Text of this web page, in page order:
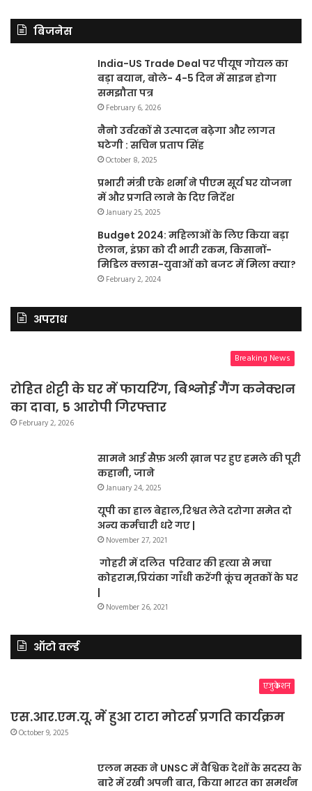
बिजनेस
India-US Trade Deal पर पीयूष गोयल का
बड़ा बयान, बोले- 4-5 दिन में साइन होगा
समझौता पत्र
February 6, 2026
नैनो उर्वरकों से उत्पादन बढ़ेगा और लागत
घटेगी : सचिन प्रताप सिंह
October 8, 2025
प्रभारी मंत्री एके शर्मा ने पीएम सूर्य घर योजना
में और प्रगति लाने के दिए निर्देश
January 25, 2025
Budget 2024: महिलाओं के लिए किया बड़ा
ऐलान, इंफ्रा को दी भारी रकम, किसानों-
मिडिल क्लास-युवाओं को बजट में मिला क्या?
February 2, 2024
अपराध
Breaking News
रोहित शेट्टी के घर में फायरिंग, बिश्नोई गैंग कनेक्शन
का दावा, 5 आरोपी गिरफ्तार
February 2, 2026
सामने आई सैफ़ अली ख़ान पर हुए हमले की पूरी
कहानी, जाने
January 24, 2025
यूपी का हाल बेहाल,रिश्वत लेते दरोगा समेत दो
अन्य कर्मचारी धरे गए |
November 27, 2021
गोहरी में दलित परिवार की हत्या से मचा
कोहराम,प्रियंका गाँधी करेंगी कूंच मृतकों के घर
|
November 26, 2021
ऑटो वर्ल्ड
एजुकेशन
एस.आर.एम.यू. में हुआ टाटा मोटर्स प्रगति कार्यक्रम
October 9, 2025
एलन मस्क ने UNSC में वैश्विक देशों के सदस्य के
बारे में रखी अपनी बात, किया भारत का समर्थन